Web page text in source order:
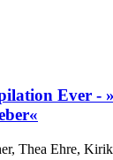
Ever -
Thea Ehre,